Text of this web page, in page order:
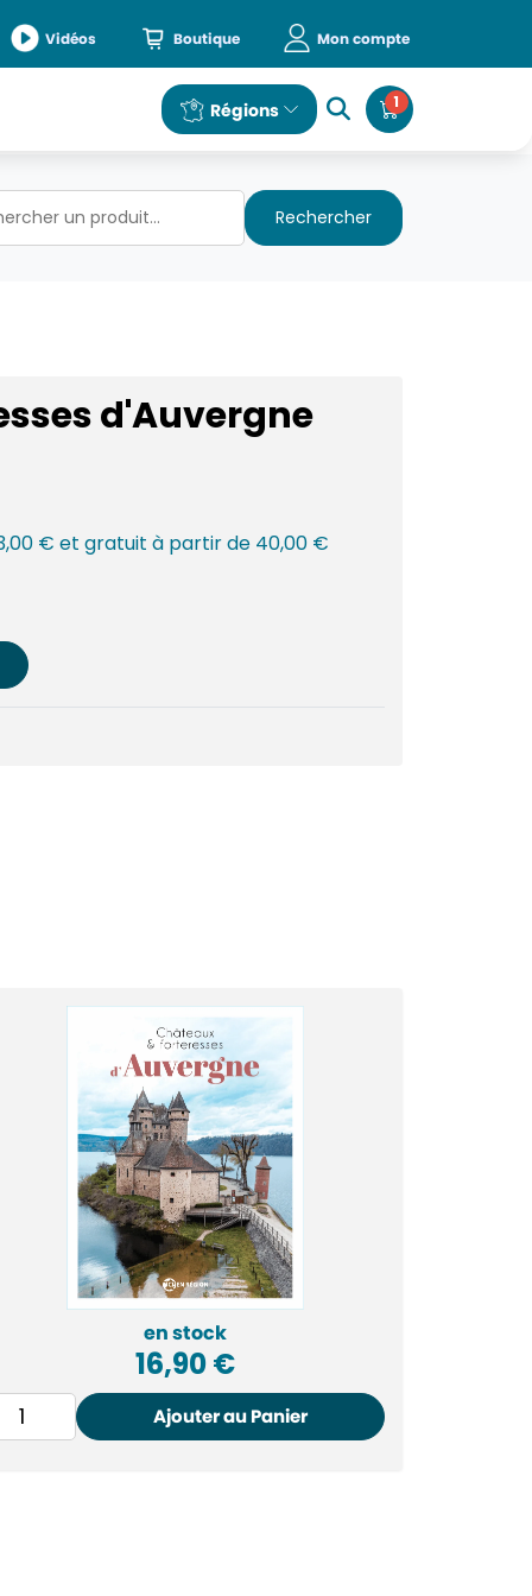
Vidéos Boutique Mon compte
Régions 1
Rechercher
d'Auvergne
€ et gratuit à partir de 40,00 €
en stock
16,90€
Ajouter au Panier